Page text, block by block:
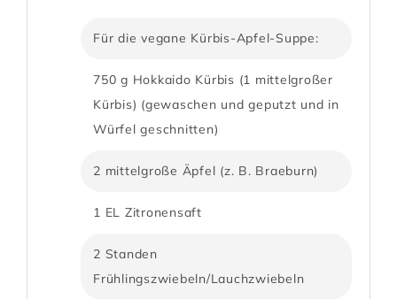
Für die vegane Kürbis-Apfel-Suppe:
750 g Hokkaido Kürbis (1 mittelgroßer
Kürbis) (gewaschen und geputzt und in
Würfel geschnitten)
2 mittelgroße Äpfel (z. B. Braeburn)
1 EL Zitronensaft
2 Standen
Frühlingszwiebeln/Lauchzwiebeln